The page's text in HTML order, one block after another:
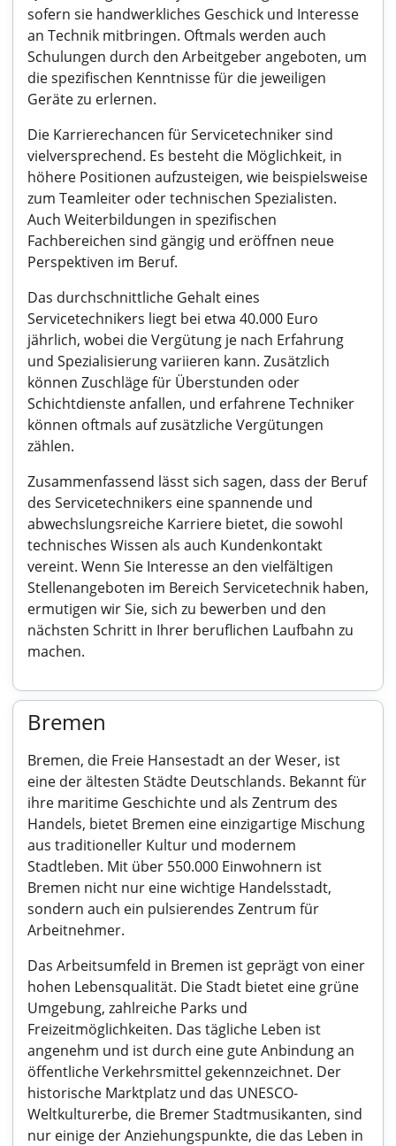
sofern sie handwerkliches Geschick und Interesse
an Technik mitbringen. Oftmals werden auch
Schulungen durch den Arbeitgeber angeboten, um
die spezifischen Kenntnisse für die jeweiligen
Geräte zu erlernen.
Die Karrierechancen für Servicetechniker sind
vielversprechend. Es besteht die Möglichkeit, in
höhere Positionen aufzusteigen, wie beispielsweise
zum Teamleiter oder technischen Spezialisten.
Auch Weiterbildungen in spezifischen
Fachbereichen sind gängig und eröffnen neue
Perspektiven im Beruf.
Das durchschnittliche Gehalt eines
Servicetechnikers liegt bei etwa 40.000 Euro
jährlich, wobei die Vergütung je nach Erfahrung
und Spezialisierung variieren kann. Zusätzlich
können Zuschläge für Überstunden oder
Schichtdienste anfallen, und erfahrene Techniker
können oftmals auf zusätzliche Vergütungen
zählen.
Zusammenfassend lässt sich sagen, dass der Beruf
des Servicetechnikers eine spannende und
abwechslungsreiche Karriere bietet, die sowohl
technisches Wissen als auch Kundenkontakt
vereint. Wenn Sie Interesse an den vielfältigen
Stellenangeboten im Bereich Servicetechnik haben,
ermutigen wir Sie, sich zu bewerben und den
nächsten Schritt in Ihrer beruflichen Laufbahn zu
machen.
Bremen
Bremen, die Freie Hansestadt an der Weser, ist
eine der ältesten Städte Deutschlands. Bekannt für
ihre maritime Geschichte und als Zentrum des
Handels, bietet Bremen eine einzigartige Mischung
aus traditioneller Kultur und modernem
Stadtleben. Mit über 550.000 Einwohnern ist
Bremen nicht nur eine wichtige Handelsstadt,
sondern auch ein pulsierendes Zentrum für
Arbeitnehmer.
Das Arbeitsumfeld in Bremen ist geprägt von einer
hohen Lebensqualität. Die Stadt bietet eine grüne
Umgebung, zahlreiche Parks und
Freizeitmöglichkeiten. Das tägliche Leben ist
angenehm und ist durch eine gute Anbindung an
öffentliche Verkehrsmittel gekennzeichnet. Der
historische Marktplatz und das UNESCO-
Weltkulturerbe, die Bremer Stadtmusikanten, sind
nur einige der Anziehungspunkte, die das Leben in